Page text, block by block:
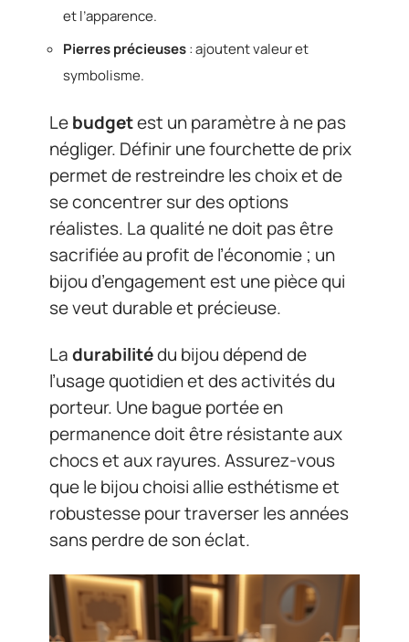
et l’apparence.
Pierres précieuses: ajoutent valeur et
symbolisme.
Lebudgetest un paramètre à ne pas
négliger. Définir une fourchette de prix
permet de restreindre les choix et de
se concentrer sur des options
réalistes. La qualité ne doit pas être
sacrifiée au profit de l’économie ; un
bijou d’engagement est une pièce qui
se veut durable et précieuse.
Ladurabilitédu bijou dépend de
l’usage quotidien et des activités du
porteur. Une bague portée en
permanence doit être résistante aux
chocs et aux rayures. Assurez-vous
que le bijou choisi allie esthétisme et
robustesse pour traverser les années
sans perdre de son éclat.